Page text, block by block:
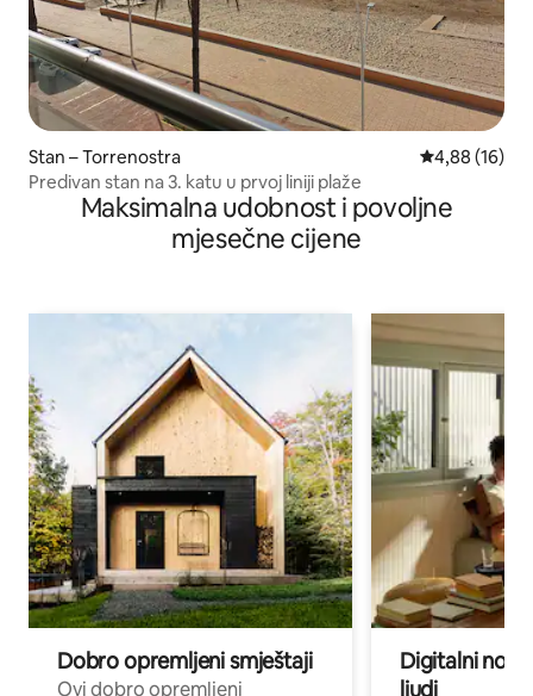
Stan – Torrenostra Prosječna
4,88 (16)
Predivan stan na 3. katu u prvoj liniji plaže
Maksimalna udobnost i povoljne
mjesečne cijene
Dobro opremljeni smještaji
Ovi dobro opremljeni
Digitalni
ljudi